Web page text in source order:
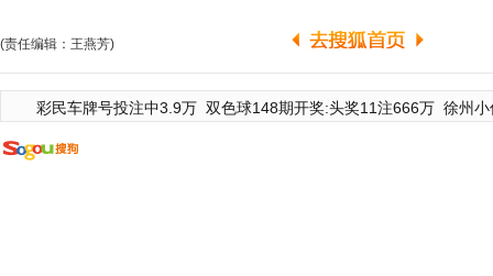
(责任编辑：王燕芳)
彩民车牌号投注中3.9万 双色球148期开奖:头奖11注666万 徐州